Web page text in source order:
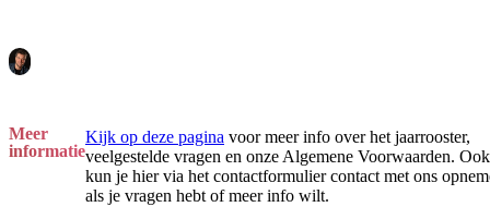
Meer
informatie
Kijk op deze pagina voor meer info over het jaarrooster,
veelgestelde vragen en onze Algemene Voorwaarden. Ook
kun je hier via het contactformulier contact met ons
als je vragen hebt of meer info wilt.